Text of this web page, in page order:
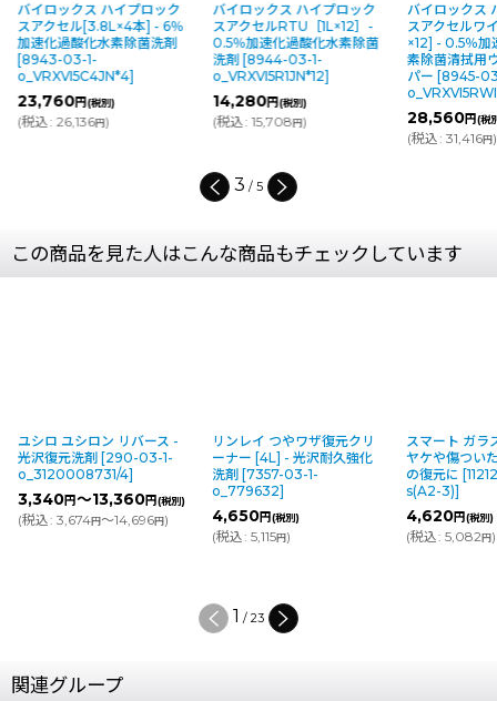
バイロックス ハイプロック
スアクセル[3.8L×4本] - 6％
加速化過酸化水素除菌洗剤
[8943-03-1-
o_VRXVI5C4JN*4]
23,760円(税別)
(税込: 26,136円)
バイロックス ハイプロック
スアクセルRTU［1L×12］-
0.5％加速化過酸化水素除菌
洗剤 [8944-03-1-
o_VRXVI5R1JN*12]
14,280円(税別)
(税込: 15,708円)
バイロックス
スアクセルワ
×12] - 0.5％加
素除菌清拭用
パー [8945-
28,560円(税
(税込: 31,416円)
3 / 5
この商品を見た人はこんな商品もチェックしています
ユシロ ユシロン リバース -
光沢復元洗剤 [290-03-1-
o_3120008731/4]
3,340円～13,360円(税別)
(税込: 3,674円～14,696円)
リンレイ つやワザ復元クリ
ーナー [4L] - 光沢耐久強化
洗剤 [7357-03-1-
o_779632]
4,650円(税別)
(税込: 5,115円)
スマート ガラ
ヤケや傷つい
の復元に [
s(A2-3)]
4,620円(税別)
(税込: 5,082円)
1 / 23
関連グループ